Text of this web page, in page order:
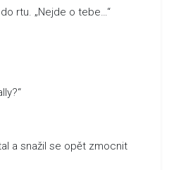
rtu. „Nejde o tebe…“
a snažil se opět zmocnit